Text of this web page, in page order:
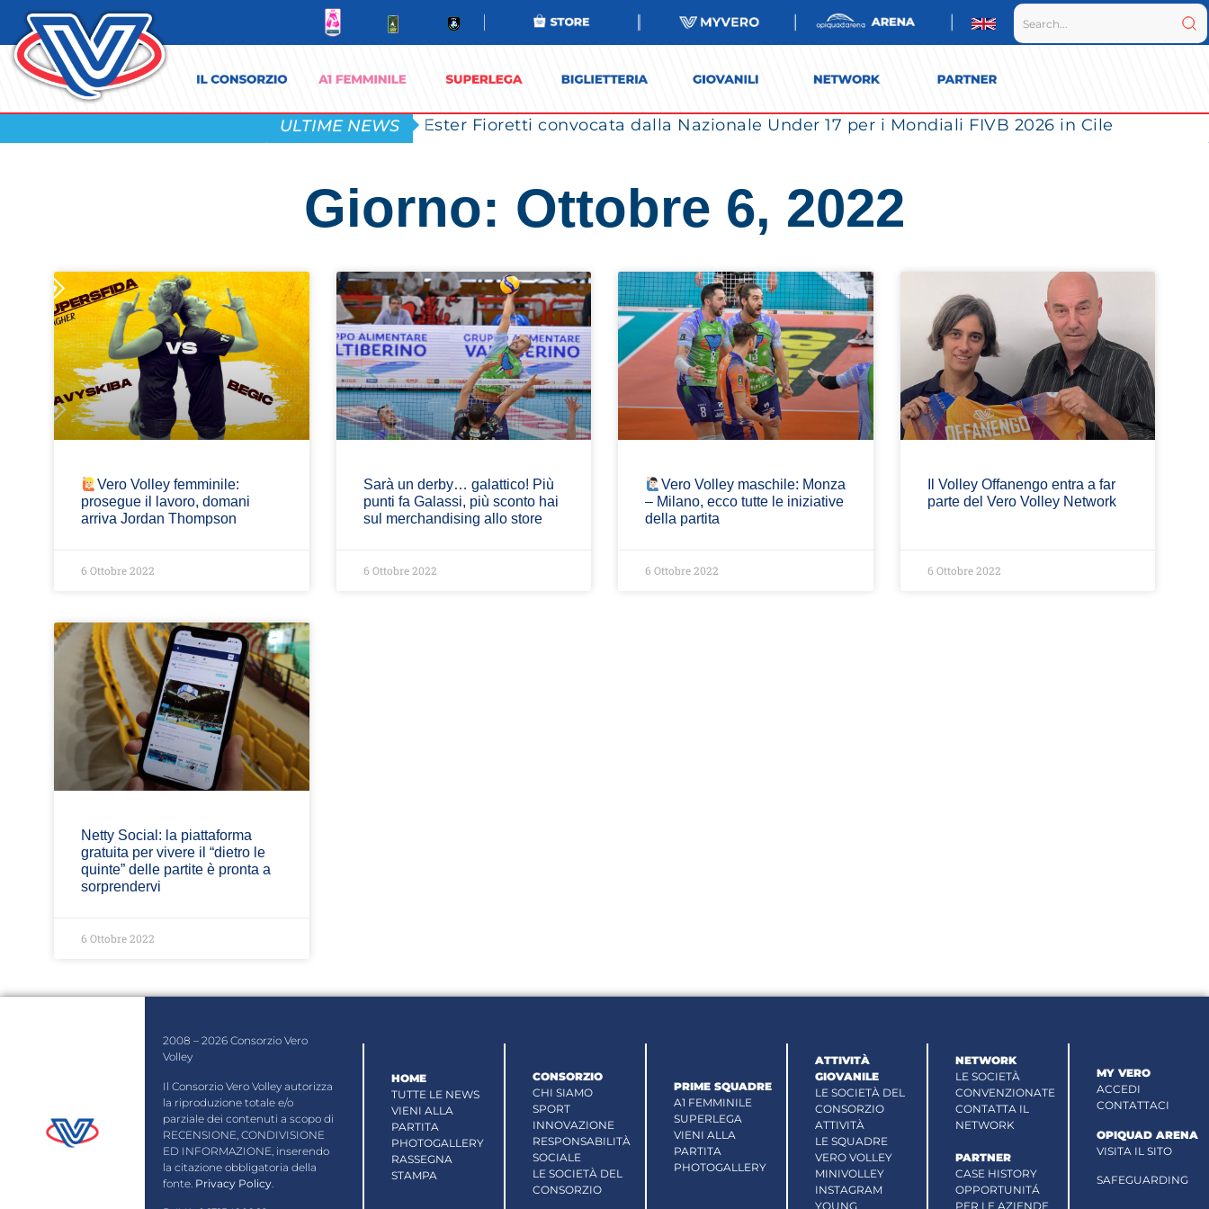
ULTIME NEWS Ester Fioretti convocata dalla Nazionale Under 17 per i Mondiali FIVB 2026 in Cile
Giorno: Ottobre 6, 2022
Vero Volley femminile:
prosegue il lavoro, domani
arriva Jordan Thompson
6 Ottobre 2022
Sarà un derby… galattico! Più
punti fa Galassi, più sconto hai
sul merchandising allo store
6 Ottobre 2022
Vero Volley maschile: Monza
– Milano, ecco tutte le iniziative
della partita
6 Ottobre 2022
Il Volley Offanengo entra a far
parte del Vero Volley Network
6 Ottobre 2022
Netty Social: la piattaforma
gratuita per vivere il “dietro le
quinte” delle partite è pronta a
sorprendervi
6 Ottobre 2022
2008 – 2026 Consorzio Vero
Volley
Il Consorzio Vero Volley autorizza
la riproduzione totale e/o
parziale dei contenuti a scopo di
RECENSIONE, CONDIVISIONE
ED INFORMAZIONE, inserendo
la citazione obbligatoria della
fonte. Privacy Policy
HOME
TUTTE LE NEWS
VIENI ALLA
PARTITA
PHOTOGALLERY
RASSEGNA
STAMPA
CONSORZIO
CHI SIAMO
SPORT
INNOVAZIONE
RESPONSABILITÀ
SOCIALE
LE SOCIETÀ DEL
CONSORZIO
PRIME SQUADRE
A1 FEMMINILE
SUPERLEGA
VIENI ALLA
PARTITA
PHOTOGALLERY
ATTIVITÀ
GIOVANILE
LE SOCIETÀ DEL
CONSORZIO
ATTIVITÀ
LE SQUADRE
VERO VOLLEY
MINIVOLLEY
INSTAGRAM
YOUNG
NETWORK
LE SOCIETÀ
CONVENZIONATE
CONTATTA IL
NETWORK
PARTNER
CASE HISTORY
OPPORTUNITÁ
PER LE AZIENDE
MY VERO
ACCEDI
CONTATTACI
OPIQUAD ARENA
VISITA IL SITO
SAFEGUARDING